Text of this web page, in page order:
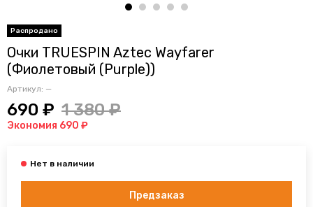
Очки TRUESPIN Aztec Wayfarer
(Фиолетовый (Purple))
Артикул: —
690 ₽ 1 380 ₽
Экономия 690 ₽
Предзаказ